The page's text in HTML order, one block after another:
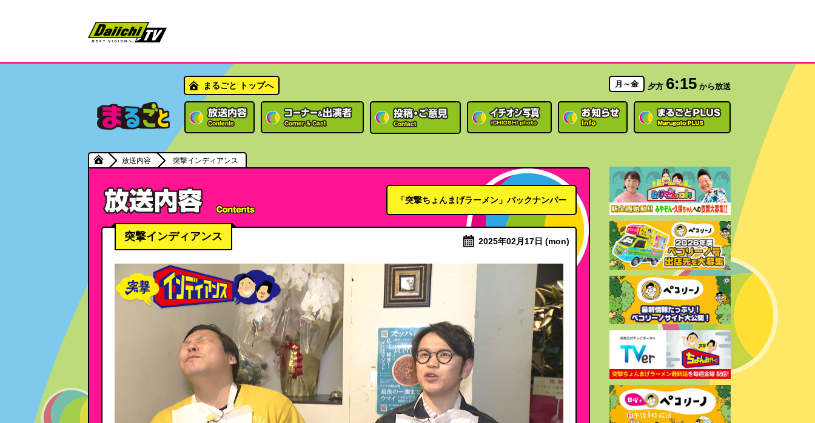
まるごと トップへ 月～金 夕方 6:15 から放送
放送内容 突撃インディアンス
「突撃ちょんまげラーメン」バックナンバー
突撃インディアンス 2025年02月17日 (mon)